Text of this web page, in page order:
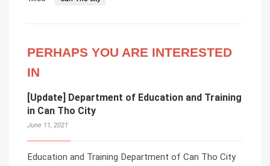
PERHAPS YOU ARE INTERESTED
IN
[Update] Department of Education and Training
in Can Tho City
June 11, 2021
Education and Training Department of Can Tho City